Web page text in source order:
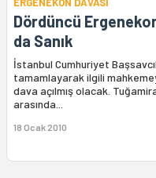
ERGENEKON DAVASI
Dördüncü
da Sanık
İstanbul Cumhuriyet
tamamlayarak ilgili
dava açılmış olacak.
arasında...
18 Ocak 2010